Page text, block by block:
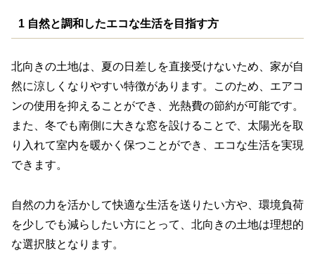
1 自然と調和したエコな生活を目指す方
北向きの土地は、夏の日差しを直接受けないため、家が自
然に涼しくなりやすい特徴があります。このため、エアコ
ンの使用を抑えることができ、光熱費の節約が可能です。
また、冬でも南側に大きな窓を設けることで、太陽光を取
り入れて室内を暖かく保つことができ、エコな生活を実現
できます。
自然の力を活かして快適な生活を送りたい方や、環境負荷
を少しでも減らしたい方にとって、北向きの土地は理想的
な選択肢となります。